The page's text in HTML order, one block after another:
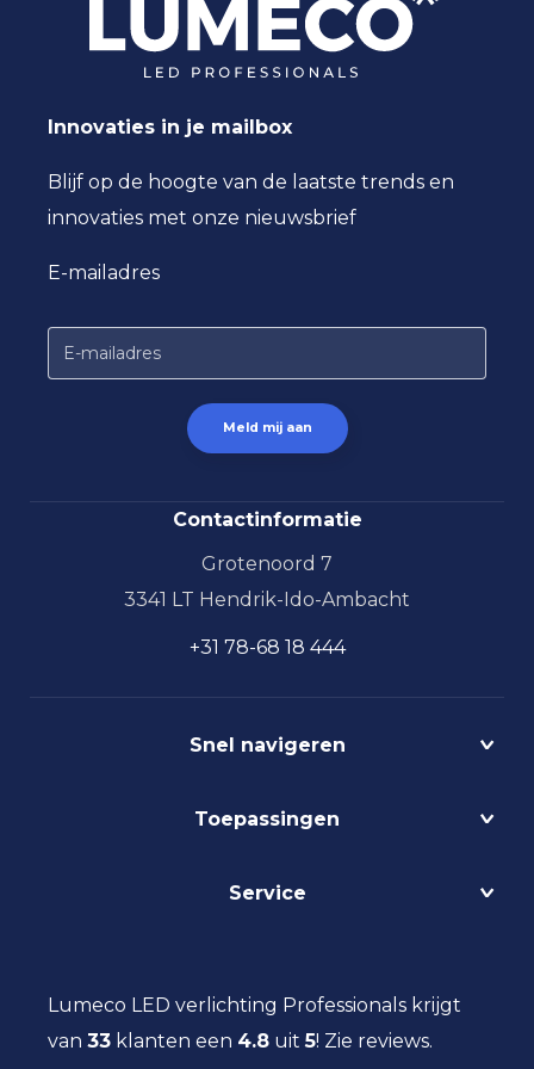
OSRAM of vergelijkbaar
Innovaties in je mailbox
Blijf op de hoogte van de laatste trends en
innovaties met onze nieuwsbrief
E-mailadres
Contactinformatie
Grotenoord 7
3341 LT Hendrik-Ido-Ambacht
+31 78-68 18 444
Snel navigeren
Circulair
Lichtmanagement
Maatwerk
Social Return
Toepassingen
Kantoorverlichting
Projectverlichting
Scheepsverlichting
Service
Aanbestedingen
Eindgebruiker
Lumeco LED verlichting Professionals krijgt
van 33 klanten een 4.8 uit5! Zie reviews.